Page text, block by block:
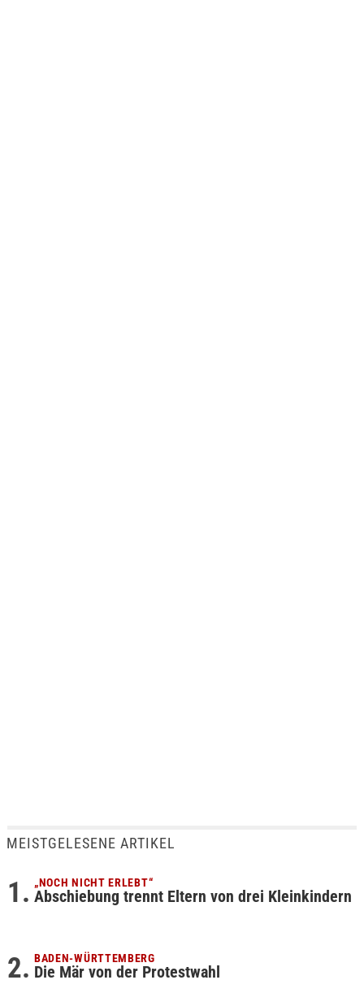
MEISTGELESENE ARTIKEL
„NOCH NICHT ERLEBT“
Abschiebung trennt Eltern von drei Kleinkindern
BADEN-WÜRTTEMBERG
Die Mär von der Protestwahl